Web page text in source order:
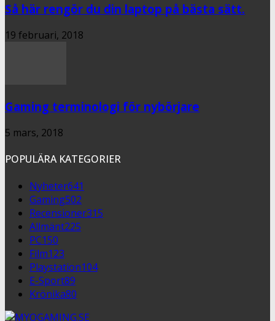
Så här rengör du din laptop på bästa sätt.
19 februari, 2018
Gaming terminologi för nybörjare
5 mars, 2018
POPULÄRA KATEGORIER
Nyheter641
Gaming502
Recensioner315
Allmänt225
PC150
Film123
Playstation104
E-Sport89
Krönika80